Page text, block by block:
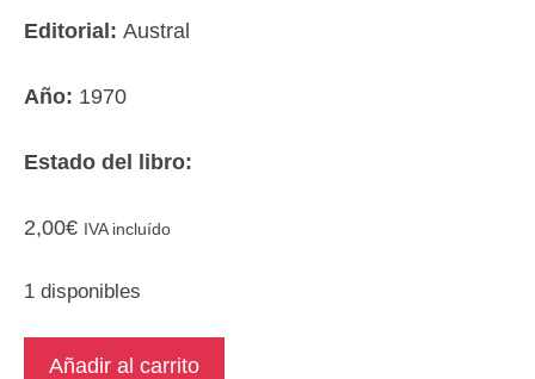
Editorial: Austral
Año: 1970
Estado del libro:
2,00€ IVA incluído
1 disponibles
Historia
Añadir al carrito